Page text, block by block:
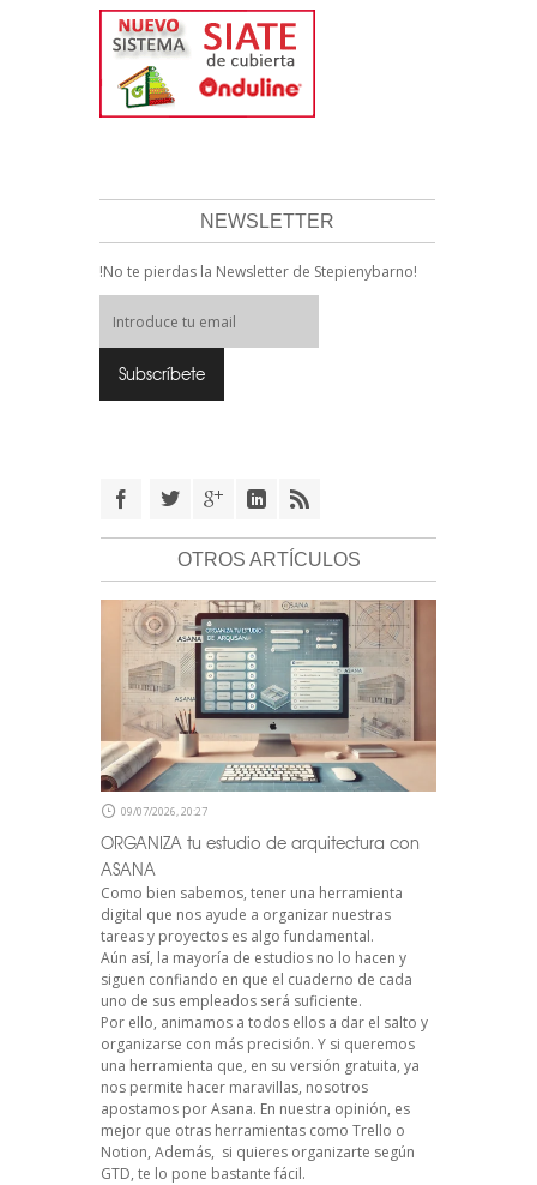
NEWSLETTER
!No te pierdas la Newsletter de Stepienybarno!
OTROS ARTÍCULOS
09/07/2026, 20:27
ORGANIZA tu estudio de arquitectura con
ASANA
Como bien sabemos, tener una herramienta
digital que nos ayude a organizar nuestras
tareas y proyectos es algo fundamental.
Aún así, la mayoría de estudios no lo hacen y
siguen confiando en que el cuaderno de cada
uno de sus empleados será suficiente.
Por ello, animamos a todos ellos a dar el salto y
organizarse con más precisión. Y si queremos
una herramienta que, en su versión gratuita, ya
nos permite hacer maravillas, nosotros
apostamos por Asana. En nuestra opinión, es
mejor que otras herramientas como Trello o
Notion, Además, si quieres organizarte según
GTD, te lo pone bastante fácil.